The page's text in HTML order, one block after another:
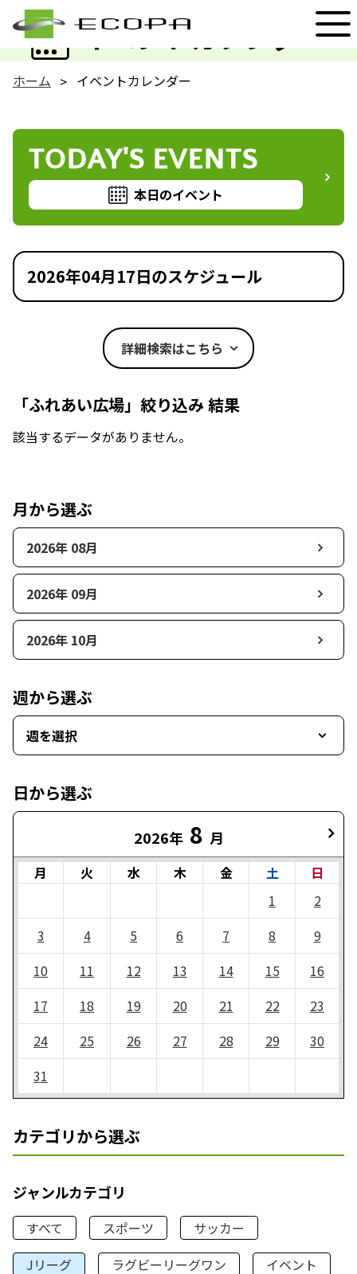
イベントカレンダー
EVENT
ホーム イベントカレンダー
TODAY'S EVENTS
本日のイベント
2026年04月17日のスケジュール
詳細検索はこちら
「ふれあい広場」絞り込み 結果
該当するデータがありません。
月から選ぶ
2026年 08月
2026年 09月
2026年 10月
週から選ぶ
週を選択
日から選ぶ
2026年 8 月
月 火 水 木 金 土
日
1
2
3
4 5 6 7 8
9
10
11 12 13 14 15
16
17
18 19 20 21 22
23
24
25 26 27 28 29
30
31
カテゴリから選ぶ
ジャンルカテゴリ
すべて スポーツ
サッカー
Jリーグ
ラグビーリーグワン
イベント